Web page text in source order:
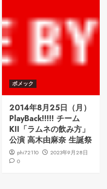
ボメック
2014年8月25日（月）
PlayBack!!!!! チーム
KII「ラムネの飲み方」
公演 高木由麻奈 生誕祭
phi72110
2023年9月28日
0